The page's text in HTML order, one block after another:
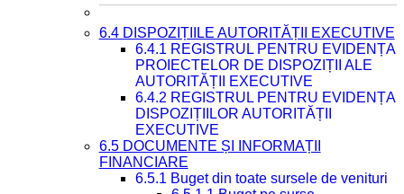
6.4 DISPOZIȚIILE AUTORITĂȚII EXECUTIVE
6.4.1 REGISTRUL PENTRU EVIDENȚA
PROIECTELOR DE DISPOZIȚII ALE
AUTORITĂȚII EXECUTIVE
6.4.2 REGISTRUL PENTRU EVIDENȚA
DISPOZIȚIILOR AUTORITĂȚII
EXECUTIVE
6.5 DOCUMENTE ȘI INFORMAȚII
FINANCIARE
6.5.1 Buget din toate sursele de venituri